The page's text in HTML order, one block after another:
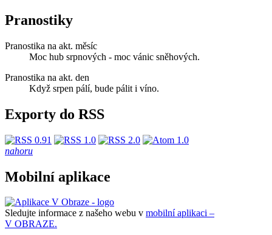
Pranostiky
Pranostika na akt. měsíc
Moc hub srpnových - moc vánic sněhových.
Pranostika na akt. den
Když srpen pálí, bude pálit i víno.
Exporty do RSS
nahoru
Mobilní aplikace
Sledujte informace z našeho webu v mobilní aplikaci –
V OBRAZE.